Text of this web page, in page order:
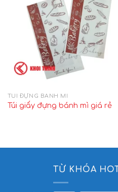
TÚI ĐỰNG BÁNH MÌ
Túi giấy đựng bánh mì giá rẻ
TỪ KHÓA HOT